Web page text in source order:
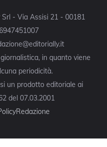
- Via Assisi 21 - 00181
in quanto viene
periodicità.
un prodotto editoriale ai
del 07.03.2001
Redazione